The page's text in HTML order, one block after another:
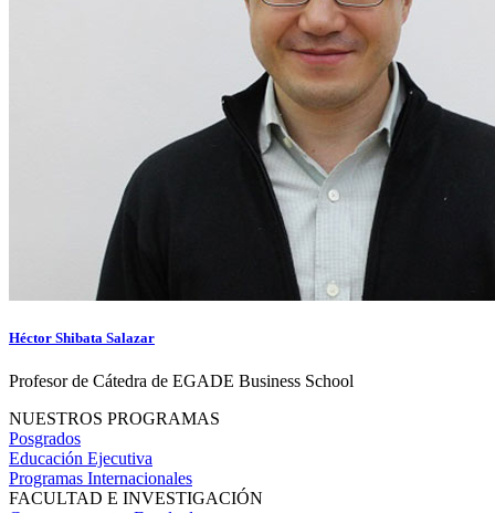
Héctor Shibata Salazar
Profesor de Cátedra de EGADE Business School
NUESTROS PROGRAMAS
Posgrados
Educación Ejecutiva
Programas Internacionales
FACULTAD E INVESTIGACIÓN